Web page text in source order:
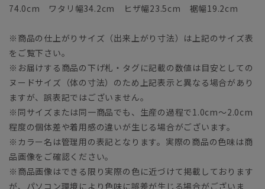
74.0cm ワタリ幅34.2cm ヒザ幅23.5cm 裾幅19.2cm
※商品の仕上がりサイズ（出来上がり寸法）は上記のサイズ表
をご覧下さい。
※お届けする商品の下げ札・タグに記載の数値は目安としての
ヌードサイズ（体の寸法）のため上記表示と異なる場合があり
ますが、誤表記ではございません。
※同サイズまたは同一商品でも、生産の過程で1.0cm～2.0cm
程度の個体差や着用感の違いが生じる場合がございます。
※カラー名は管理用の表記となります。実際の商品の色味は商
品画像をご確認ください。
※商品画像はできる限り実際の色に近づけて掲載しております
が、パソコン環境により色味に誤差が生じる場合がございま